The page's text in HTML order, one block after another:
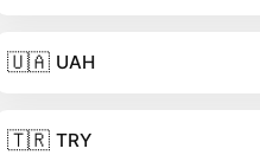
🇺🇦 UAH
🇹🇷 TRY